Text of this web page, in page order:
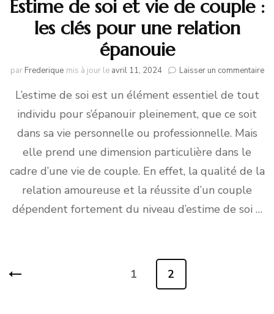
Estime de soi et vie de couple :
les clés pour une relation
épanouie
par Frederique mis à jour le avril 11, 2024 Laisser un commentaire
:
L’estime de soi est un élément essentiel de tout
individu pour s’épanouir pleinement, que ce soit
dans sa vie personnelle ou professionnelle. Mais
elle prend une dimension particulière dans le
cadre d’une vie de couple. En effet, la qualité de la
relation amoureuse et la réussite d’un couple
dépendent fortement du niveau d’estime de soi …
Page
1 Page
2